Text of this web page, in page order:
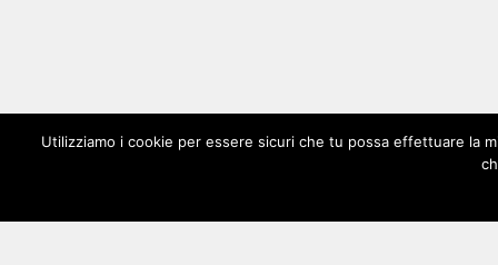
Utilizziamo i cookie per essere sicuri che tu possa effettuare la